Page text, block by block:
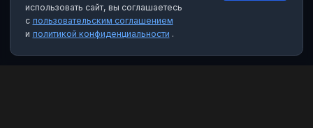
использовать сайт, вы соглашаетесь
с пользовательским соглашением
и политикой конфиденциальности .